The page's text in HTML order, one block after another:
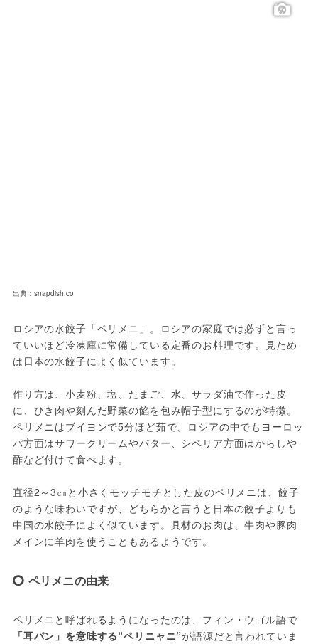
出典：snapdish.co
ロシアの水餃子「ペリメニ」。ロシアの家庭では必ずと言っ
ていいほど冷凍庫に常備している定番のお料理です。見ため
は日本の水餃子によく似ています。
作り方は、小麦粉、塩、たまご、水、サラダ油で作った皮
に、ひき肉や刻んだ野菜の餡を包み帽子型にするのが特徴。
ペリメニはブイヨンで5分ほど茹で、ロシアの中でもヨーロッ
パ方面はサワークリームやバター、シベリア方面はからしや
酢など付けて食べます。
直径2～3㎝と小さくモッチモチとした皮のペリメニは、餃子
のような味わいですが、どちらかと言うと日本の餃子よりも
中国の水餃子によく似ています。具材のお肉は、牛肉や豚肉
メインに羊肉を使うこともあるようです。
ペリメニの由来
ペリメニと呼ばれるようになったのは、フィン・ウゴル語で
「耳パン」を意味する“ペリニャニ”が語源だと言われていま